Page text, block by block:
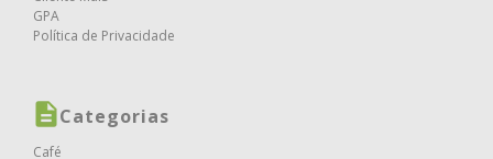
GPA
Política de Privacidade
Categorias
Café